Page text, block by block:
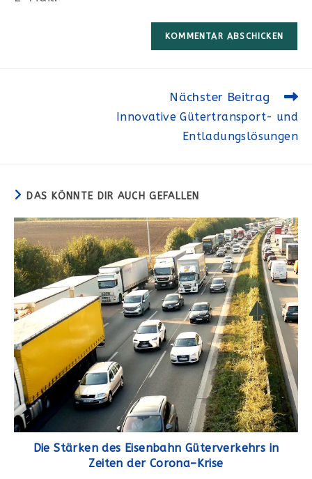
Nächster Beitrag
Innovative Gütertransport- und
Entladungslösungen
DAS KÖNNTE DIR AUCH GEFALLEN
Die Stärken des Eisenbahn Güterverkehrs in
Zeiten der Corona–Krise